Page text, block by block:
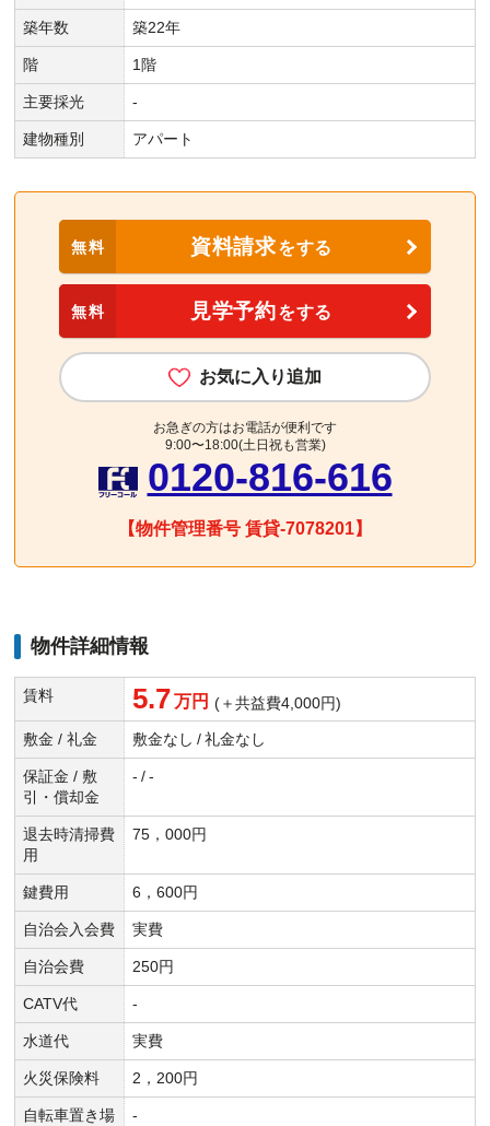
築年数 築22年
階 1階
主要採光 -
建物種別 アパート
無料 資料請求をする
無料 見学予約をする
お気に入り追加
お急ぎの方はお電話が便利です
9:00〜18:00(土日祝も営業)
0120-816-616
【物件管理番号 賃貸-7078201】
物件詳細情報
賃料 5.7 万円 (＋共益費4,000円)
敷金 / 礼金 敷金なし / 礼金なし
保証金 / 敷
引・償却金
- / -
退去時清掃費
用
75，000円
鍵費用 6，600円
自治会入会費 実費
自治会費 250円
CATV代 -
水道代 実費
火災保険料 2，200円
自転車置き場
-